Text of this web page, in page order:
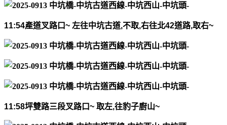
11:54產道叉路口~ 左往中坑古道,不取,右往北42道路,取右~
11:58坪雙路三段叉路口~ 取左,往豹子廚山~